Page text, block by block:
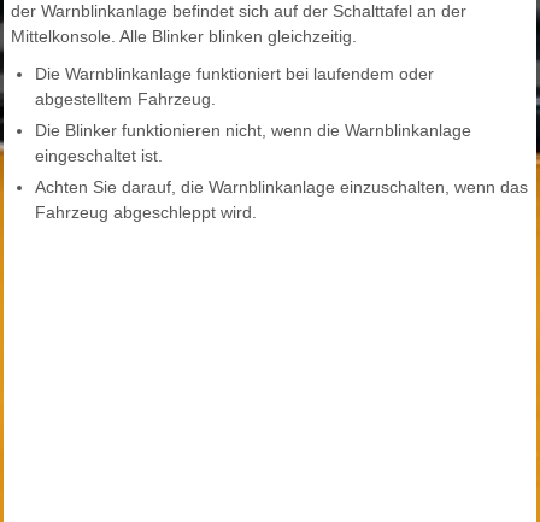
der Warnblinkanlage befindet sich auf der Schalttafel an der
Mittelkonsole. Alle Blinker blinken gleichzeitig.
Die Warnblinkanlage funktioniert bei laufendem oder
abgestelltem Fahrzeug.
Die Blinker funktionieren nicht, wenn die Warnblinkanlage
eingeschaltet ist.
Achten Sie darauf, die Warnblinkanlage einzuschalten, wenn das
Fahrzeug abgeschleppt wird.